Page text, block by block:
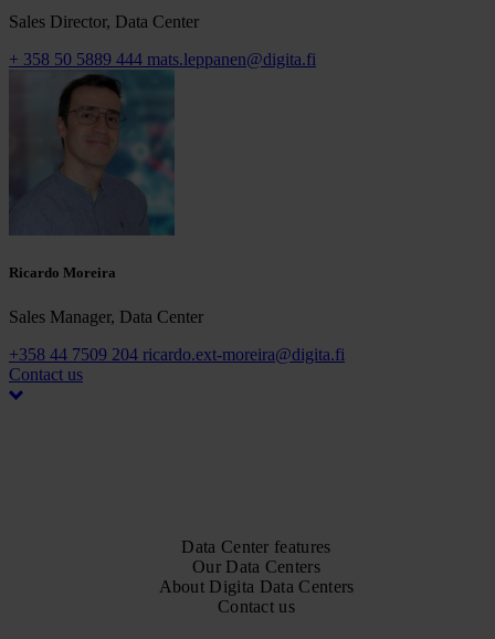
Sales Director, Data Center
+ 358 50 5889 444 mats.leppanen@digita.fi
Ricardo Moreira
Sales Manager, Data Center
+358 44 7509 204 ricardo.ext-moreira@digita.fi
Contact us
Data Center features
Our Data Centers
About Digita Data Centers
Contact us